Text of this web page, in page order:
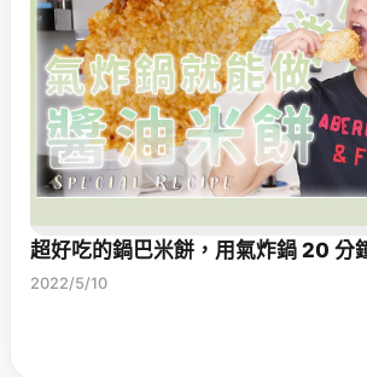
超好吃的鍋巴米餅，用氣炸鍋 20 分
2022/5/10